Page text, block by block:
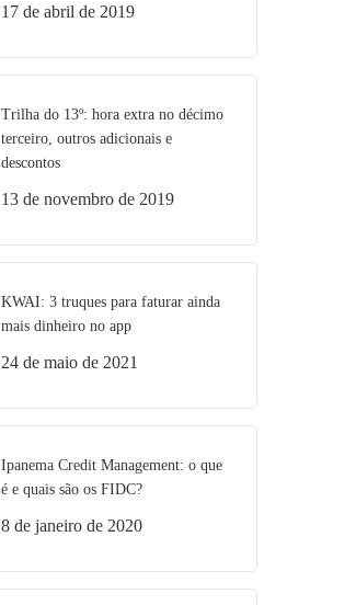
17 de abril de 2019
Trilha do 13º: hora extra no décimo
terceiro, outros adicionais e
descontos
13 de novembro de 2019
KWAI: 3 truques para faturar ainda
mais dinheiro no app
24 de maio de 2021
Ipanema Credit Management: o que
é e quais são os FIDC?
8 de janeiro de 2020